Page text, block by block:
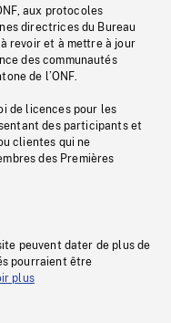
aux protocoles
directrices du Bureau
revoir et à mettre à jour
des communautés
de l’ONF.
de licences pour les
des participants et
clientes qui ne
des Premières
peuvent dater de plus de
pourraient être
plus